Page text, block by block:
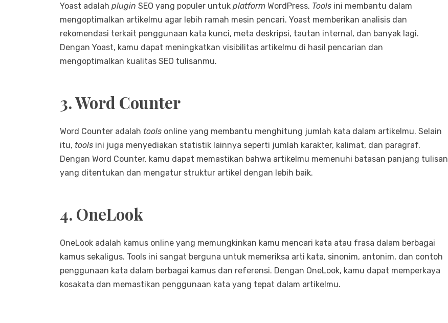
Yoast adalah plugin SEO yang populer untuk platform WordPress. Tools ini membantu dalam
mengoptimalkan artikelmu agar lebih ramah mesin pencari. Yoast memberikan analisis dan
rekomendasi terkait penggunaan kata kunci, meta deskripsi, tautan internal, dan banyak lagi.
Dengan Yoast, kamu dapat meningkatkan visibilitas artikelmu di hasil pencarian dan
mengoptimalkan kualitas SEO tulisanmu.
3. Word Counter
Word Counter adalah tools online yang membantu menghitung jumlah kata dalam artikelmu. Selain
itu, tools ini juga menyediakan statistik lainnya seperti jumlah karakter, kalimat, dan paragraf.
Dengan Word Counter, kamu dapat memastikan bahwa artikelmu memenuhi batasan panjang tulisan
yang ditentukan dan mengatur struktur artikel dengan lebih baik.
4. OneLook
OneLook adalah kamus online yang memungkinkan kamu mencari kata atau frasa dalam berbagai
kamus sekaligus. Tools ini sangat berguna untuk memeriksa arti kata, sinonim, antonim, dan contoh
penggunaan kata dalam berbagai kamus dan referensi. Dengan OneLook, kamu dapat memperkaya
kosakata dan memastikan penggunaan kata yang tepat dalam artikelmu.